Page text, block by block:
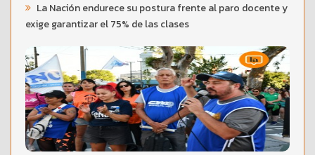
La Nación endurece su postura frente al paro docente y
exige garantizar el 75% de las clases